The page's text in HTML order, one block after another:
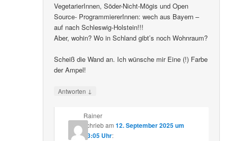
VegetarierInnen, Söder-Nicht-Mögis und Open
Source- ProgrammiererInnen: wech aus Bayern –
auf nach Schleswig-Holstein!!!
Aber, wohin? Wo in Schland gibt’s noch Wohnraum?
Scheiß die Wand an. Ich wünsche mir Eine (!) Farbe
der Ampel!
Antworten ↓
Rainer
schriebam 12. September 2025 um
23:05 Uhr: